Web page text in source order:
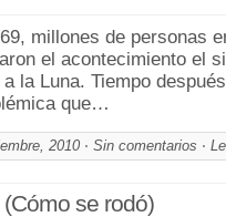
millones de personas
el acontecimiento el
la Luna. Tiempo después
que…
2010 Sin comentarios
se rodó)